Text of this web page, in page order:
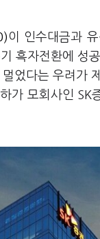
이 인수대금과
흑자전환에 성
었다는 우려가
가 모회사인